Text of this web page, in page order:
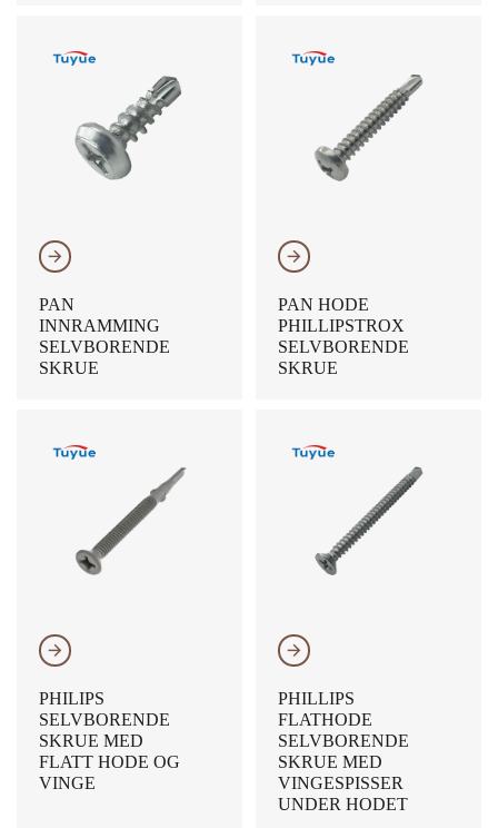
𐃔
PAN
INNRAMMING
SELVBORENDE
SKRUE
𐃔
PAN HODE
PHILLIPSTROX
SELVBORENDE
SKRUE
𐃔
PHILIPS
SELVBORENDE
SKRUE MED
FLATT HODE OG
VINGE
𐃔
PHILLIPS
FLATHODE
SELVBORENDE
SKRUE MED
VINGESPISSER
UNDER HODET